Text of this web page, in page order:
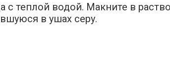
с теплой водой. Макните в
в ушах серу.